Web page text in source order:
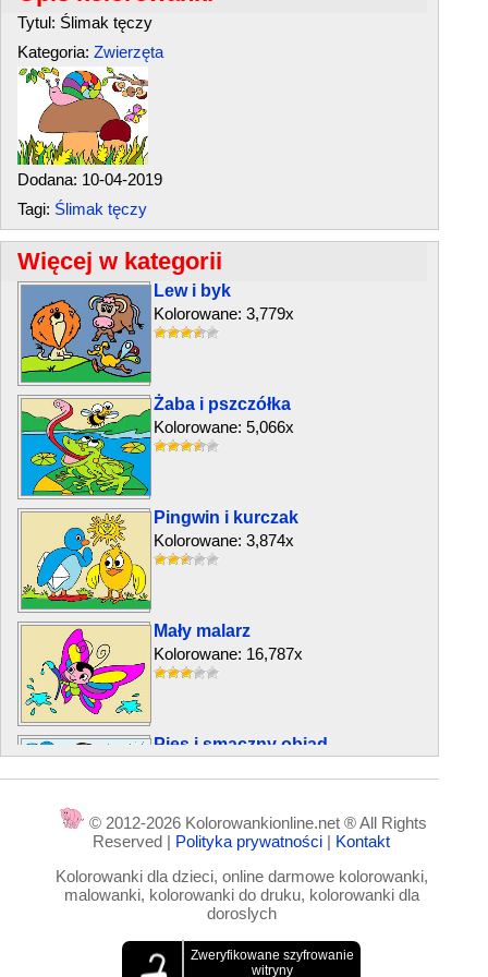
Tytul: Ślimak tęczy
Kategoria: Zwierzęta
Dodana: 10-04-2019
Tagi: Ślimak tęczy
Więcej w kategorii
Lew i byk
Kolorowane: 3,779x
Żaba i pszczółka
Kolorowane: 5,066x
Pingwin i kurczak
Kolorowane: 3,874x
Mały malarz
Kolorowane: 16,787x
Pies i smaczny obiad
Kolorowane: 8,423x
Biały gołąb
© 2012-2026 Kolorowankionline.net ® All Rights
Reserved | Polityka prywatności | Kontakt
Kolorowanki dla dzieci, online darmowe kolorowanki,
malowanki, kolorowanki do druku, kolorowanki dla
doroslych